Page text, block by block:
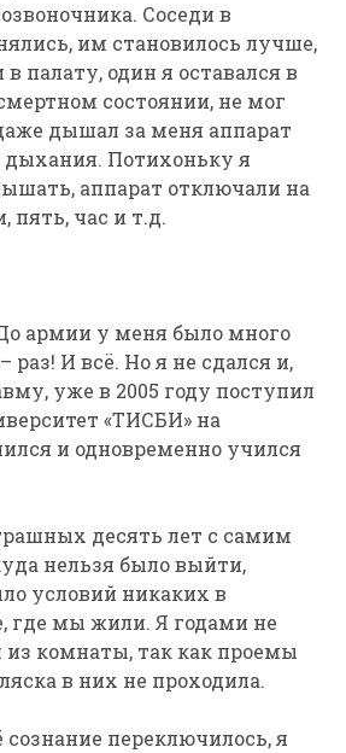
Соседи в
им становилось лучше,
палату, один я оставался в
состоянии, не мог
дышал за меня аппарат
дыхания. Потихоньку я
аппарат отключали на
пять, час и т.д.
армии у меня было много
раз! И всё. Но я не сдался и,
уже в 2005 году поступил
«ТИСБИ» на
и одновременно учился
десять лет с самим
нельзя было выйти,
условий никаких в
где мы жили. Я годами не
комнаты, так как проемы
в них не проходила.
переключилось, я